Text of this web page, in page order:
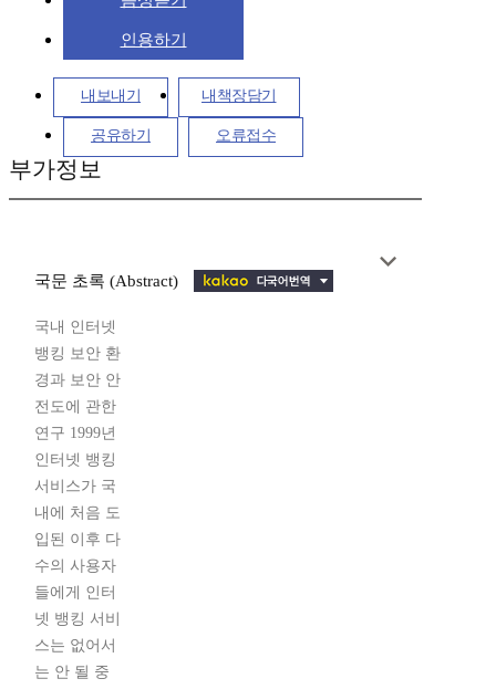
인용하기
내보내기 내책장담기
공유하기 오류접수
부가정보
국문 초록 (Abstract)
국내 인터넷
뱅킹 보안 환
경과 보안 안
전도에 관한
연구 1999년
인터넷 뱅킹
서비스가 국
내에 처음 도
입된 이후 다
수의 사용자
들에게 인터
넷 뱅킹 서비
스는 없어서
는 안 될 중